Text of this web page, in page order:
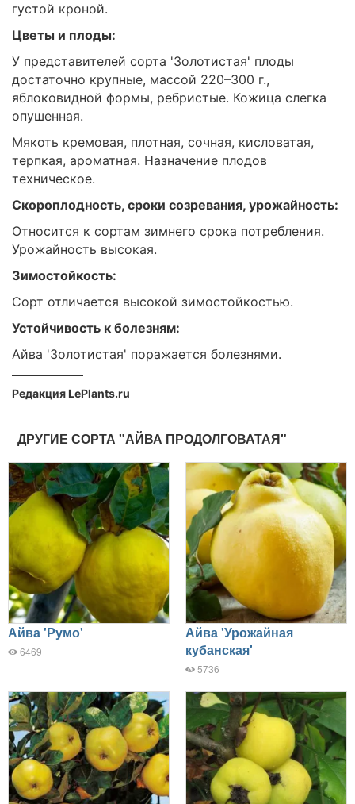
густой кроной.
Цветы и плоды:
У представителей сорта 'Золотистая' плоды
достаточно крупные, массой 220–300 г.,
яблоковидной формы, ребристые. Кожица слегка
опушенная.
Мякоть кремовая, плотная, сочная, кисловатая,
терпкая, ароматная. Назначение плодов
техническое.
Скороплодность, сроки созревания, урожайность:
Относится к сортам зимнего срока потребления.
Урожайность высокая.
Зимостойкость:
Сорт отличается высокой зимостойкостью.
Устойчивость к болезням:
Айва 'Золотистая' поражается болезнями.
Редакция LePlants.ru
ДРУГИЕ СОРТА "АЙВА ПРОДОЛГОВАТАЯ"
Айва 'Румо'
6469
Айва 'Урожайная
кубанская'
5736